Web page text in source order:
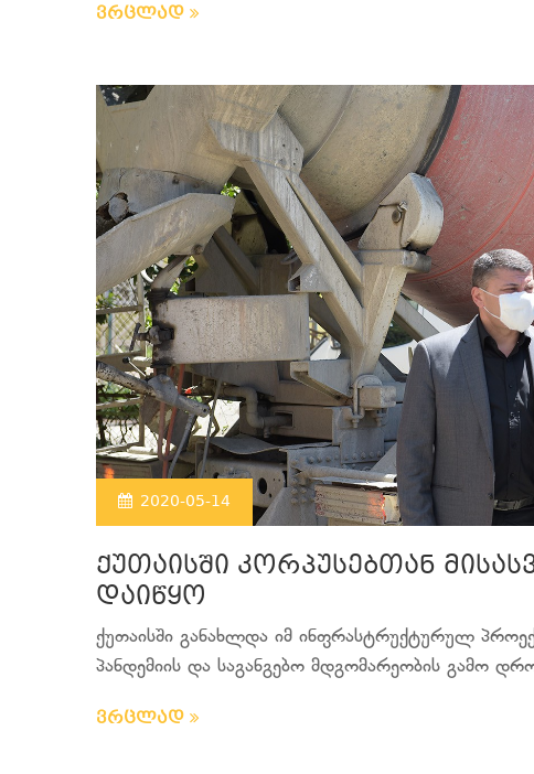
ვრცლად
2020-05-14
ქუთაისში კორპუსებთან
დაიწყო
ქუთაისში განახლდა იმ ინფრასტრუქტურულ
პანდემიის და საგანგებო მდგომარეობის გამო
ვრცლად